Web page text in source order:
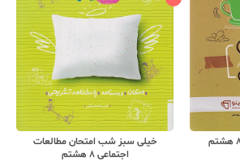
خیلی سبز شب امتحان مطالعات
اجتماعی 8 هشتم